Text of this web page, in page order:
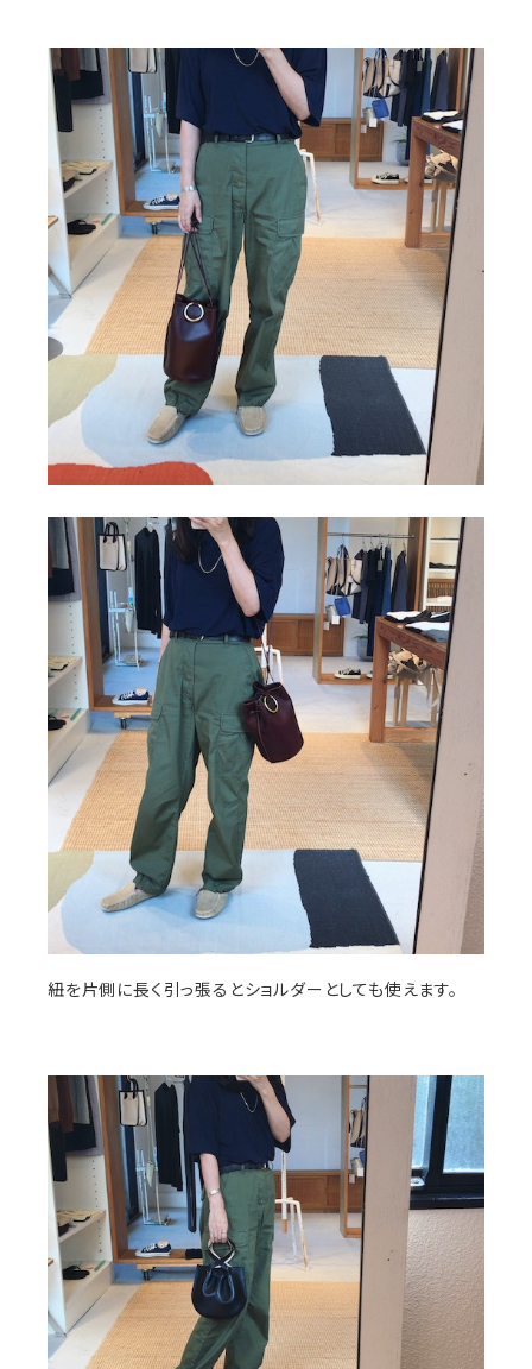
紐を片側に長く引っ張るとショルダーとしても使えます。